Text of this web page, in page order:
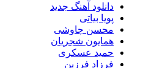
دانلود آهنگ جدید
پویا بیاتی
محسن چاوشی
همایون شجریان
حمید عسکری
فرزاد فرزین